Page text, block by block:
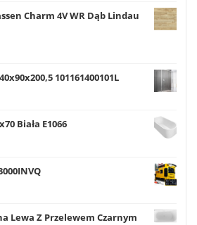
Charm 4V WR Dąb Lindau
101161400101L
Biała E1066
Lewa Z Przelewem Czarnym